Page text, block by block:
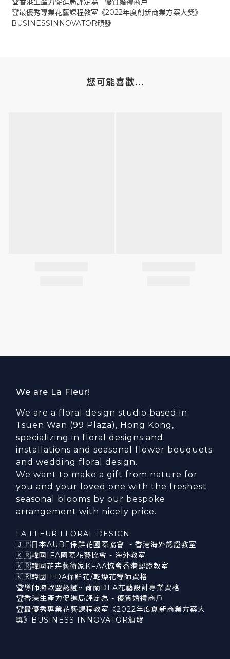
香港生產力促進局評定為 優質婚禮商戶
🏆最優秀專業花藝課程教室《2022年度創新商業方案大獎》
BUSINESSINNOVATOR頒發
您可能喜歡...
We are La Fleur!
We are a floral design studio based in
Tsuen Wan (99 Plaza), Hong Kong,
specializing in floral designs and
installations and seasonal flower bouquets
and wedding floral design.
We want to make a gift from nature for
you and your loved one with the freshest
seasonal blooms by our bespoke
arrangement with nicely price.
LA FLEUR FLORAL DESIGN
🇯🇵日本AUBE保鮮花國際協會 - 香港海外認證教室
🇰🇷韓國IFA國際花藝協會 - 海外教室
🇰🇷韓國花卉藝術家KFAA協會香港認證教室
🇰🇷韓國IFDA保鮮花/乾燥花導師資格
🏆導師擁歐盟認證~ 荷蘭DFA花藝設計專業資格
🏆香港生產力促進局評定為 - 優質婚禮商戶
🏆最優秀專業花藝課程教室《2022年度創新商業方案大
獎》BUSINESS INNOVATOR頒發